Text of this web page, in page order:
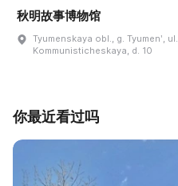
秋明故事博物馆
Tyumenskaya obl., g. Tyumenʹ, ul.
Kommunisticheskaya, d. 10
你最近看过吗